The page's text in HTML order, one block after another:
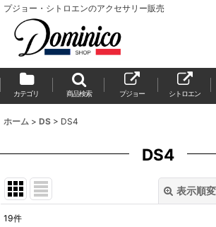
プジョー・シトロエンのアクセサリー販売
カテゴリ 商品検索 プジョー シトロエン
ホーム > DS > DS4
DS4
表示順
19件